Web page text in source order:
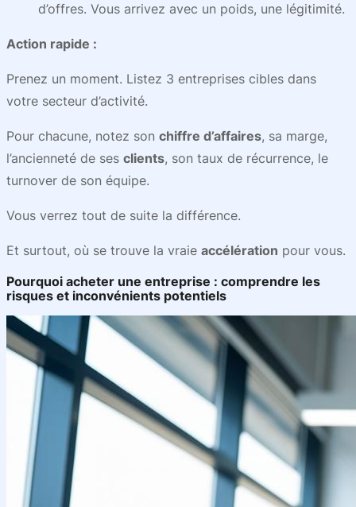
d’offres. Vous arrivez avec un poids, une légitimité.
Action rapide :
Prenez un moment. Listez 3 entreprises cibles dans
votre secteur d’activité.
Pour chacune, notez son chiffre d’affaires, sa marge,
l’ancienneté de ses clients, son taux de récurrence, le
turnover de son équipe.
Vous verrez tout de suite la différence.
Et surtout, où se trouve la vraie accélération pour vous.
Pourquoi acheter une entreprise : comprendre les
risques et inconvénients potentiels